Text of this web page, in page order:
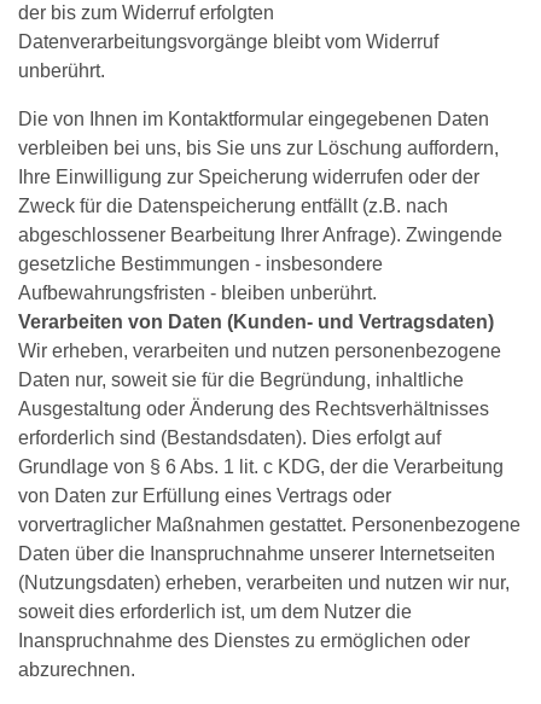
der bis zum Widerruf erfolgten
Datenverarbeitungsvorgänge bleibt vom Widerruf
unberührt.
Die von Ihnen im Kontaktformular eingegebenen Daten
verbleiben bei uns, bis Sie uns zur Löschung auffordern,
Ihre Einwilligung zur Speicherung widerrufen oder der
Zweck für die Datenspeicherung entfällt (z.B. nach
abgeschlossener Bearbeitung Ihrer Anfrage). Zwingende
gesetzliche Bestimmungen - insbesondere
Aufbewahrungsfristen - bleiben unberührt.
Verarbeiten von Daten (Kunden- und Vertragsdaten)
Wir erheben, verarbeiten und nutzen personenbezogene
Daten nur, soweit sie für die Begründung, inhaltliche
Ausgestaltung oder Änderung des Rechtsverhältnisses
erforderlich sind (Bestandsdaten). Dies erfolgt auf
Grundlage von § 6 Abs. 1 lit. c KDG, der die Verarbeitung
von Daten zur Erfüllung eines Vertrags oder
vorvertraglicher Maßnahmen gestattet. Personenbezogene
Daten über die Inanspruchnahme unserer Internetseiten
(Nutzungsdaten) erheben, verarbeiten und nutzen wir nur,
soweit dies erforderlich ist, um dem Nutzer die
Inanspruchnahme des Dienstes zu ermöglichen oder
abzurechnen.